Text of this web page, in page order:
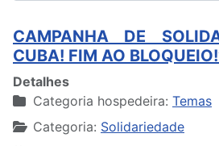
CAMPANHA DE
CUBA! FIM AO
Detalhes
Categoria hospedeira: Temas
Categoria: Solidariedade